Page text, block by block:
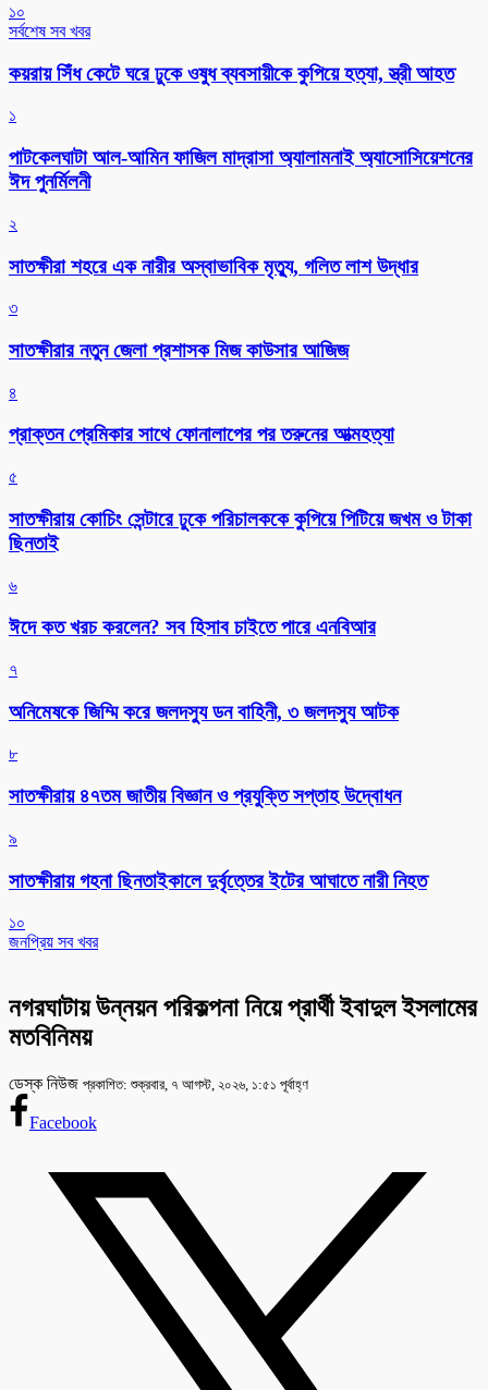
১০
সর্বশেষ সব খবর
কয়রায় সিঁধ কেটে ঘরে ঢুকে ওষুধ ব্যবসায়ীকে কুপিয়ে হত্যা, স্ত্রী আহত
১
পাটকেলঘাটা আল-আমিন ফাজিল মাদ্রাসা অ্যালামনাই অ্যাসোসিয়েশনের
ঈদ পুনর্মিলনী
২
সাতক্ষীরা শহরে এক নারীর অস্বাভাবিক মৃত্যু, গলিত লাশ উদ্ধার
৩
সাতক্ষীরার নতুন জেলা প্রশাসক মিজ কাউসার আজিজ
৪
প্রাক্তন প্রেমিকার সাথে ফোনালাপের পর তরুনের আত্মহত্যা
৫
সাতক্ষীরায় কোচিং সেন্টারে ঢুকে পরিচালককে কুপিয়ে পিটিয়ে জখম ও টাকা
ছিনতাই
৬
ঈদে কত খরচ করলেন? সব হিসাব চাইতে পারে এনবিআর
৭
অনিমেষকে জিম্মি করে জলদস্যু ডন বাহিনী, ৩ জলদস্যু আটক
৮
সাতক্ষীরায় ৪৭তম জাতীয় বিজ্ঞান ও প্রযুক্তি সপ্তাহ উদ্বোধন
৯
সাতক্ষীরায় গহনা ছিনতাইকালে দুর্বৃত্তের ইটের আঘাতে নারী নিহত
১০
জনপ্রিয় সব খবর
নগরঘাটায় উন্নয়ন পরিকল্পনা নিয়ে প্রার্থী ইবাদুল ইসলামের
মতবিনিময়
ডেস্ক নিউজ প্রকাশিত: শুক্রবার, ৭ আগস্ট, ২০২৬, ১:৫১ পূর্বাহ্ণ
Facebook